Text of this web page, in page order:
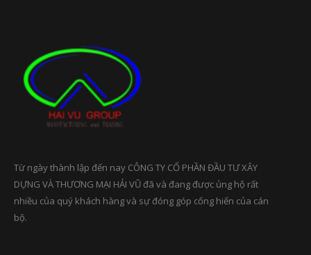
Từ ngày thành lập đến nay CÔNG TY CỔ PHẦN ĐẦU TƯ XÂY
DỰNG VÀ THƯƠNG MẠI HẢI VŨ đã và đang được ủng hộ rất
nhiều của quý khách hàng và sự đóng góp cống hiến của cán
bộ.